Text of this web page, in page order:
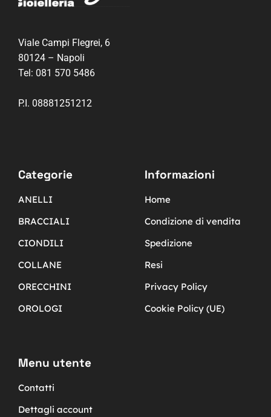
Viale Campi Flegrei, 6
80124 – Napoli
Tel: 081 570 5486
P.I. 08881251212
Categorie
ANELLI
BRACCIALI
CIONDILI
COLLANE
ORECCHINI
OROLOGI
Informazioni
Home
Condizione di vendita
Spedizione
Resi
Privacy Policy
Cookie Policy (UE)
Menu utente
Contatti
Dettagli account